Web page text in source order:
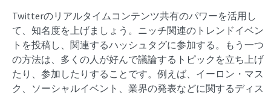
Twitterのリアルタイムコンテンツ共有のパワーを活用し
て、知名度を上げましょう。ニッチ関連のトレンドイベン
トを投稿し、関連するハッシュタグに参加する。もう一つ
の方法は、多くの人が好んで議論するトピックを立ち上げ
たり、参加したりすることです。例えば、イーロン・マス
ク、ソーシャルイベント、業界の発表などに関するディス